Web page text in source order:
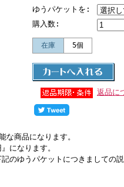
ゆうパケットを:
購入数:
在庫 5個
返品に
商品になります。
になります。
のゆうパケットにつきましての